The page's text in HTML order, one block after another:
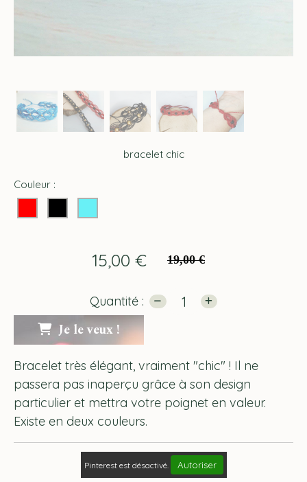
bracelet chic
Couleur :
15,00 € 19,00 €
Quantité :
Je le veux !
Bracelet très élégant, vraiment "chic" ! Il ne
passera pas inaperçu grâce à son design
particulier et mettra votre poignet en valeur.
Existe en deux couleurs.
Pinterest est désactivé. Autoriser